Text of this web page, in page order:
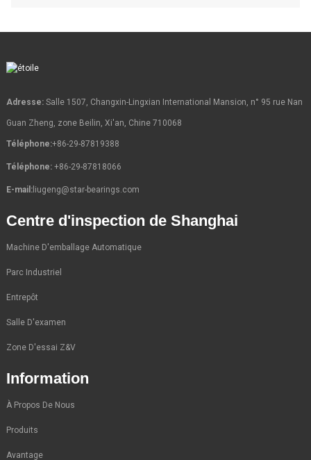
Adresse:Salle 1507, Changxin-Lingxian International Mansion, n° 95 rue Nan
Guan Zheng, zone Beilin, Xi'an, Chine 710068
Téléphone:+86-29-87819388
Téléphone: +86-29-87818066
E-mail:liugeng@star-bearings.com
Centre d'inspection de Shanghai
Machine D'emballage Automatique
Parc Industriel
Entrepôt
Salle D'examen
Zone D'essai Z&V
Information
À Propos De Nous
Produits
Avantage